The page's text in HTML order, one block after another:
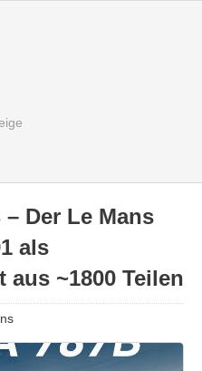
– Der Le Mans
als
~1800 Teilen